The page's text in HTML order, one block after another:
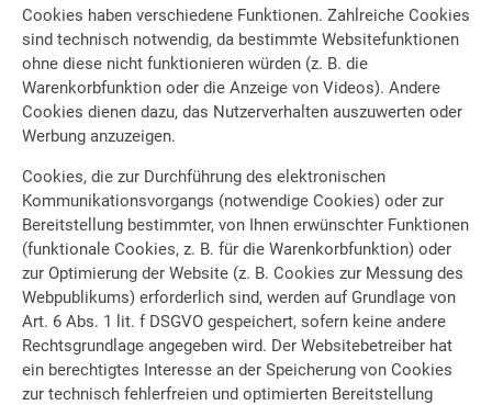
Cookies haben verschiedene Funktionen. Zahlreiche Cookies
sind technisch notwendig, da bestimmte Websitefunktionen
ohne diese nicht funktionieren würden (z. B. die
Warenkorbfunktion oder die Anzeige von Videos). Andere
Cookies dienen dazu, das Nutzerverhalten auszuwerten oder
Werbung anzuzeigen.
Cookies, die zur Durchführung des elektronischen
Kommunikationsvorgangs (notwendige Cookies) oder zur
Bereitstellung bestimmter, von Ihnen erwünschter Funktionen
(funktionale Cookies, z. B. für die Warenkorbfunktion) oder
zur Optimierung der Website (z. B. Cookies zur Messung des
Webpublikums) erforderlich sind, werden auf Grundlage von
Art. 6 Abs. 1 lit. f DSGVO gespeichert, sofern keine andere
Rechtsgrundlage angegeben wird. Der Websitebetreiber hat
ein berechtigtes Interesse an der Speicherung von Cookies
zur technisch fehlerfreien und optimierten Bereitstellung